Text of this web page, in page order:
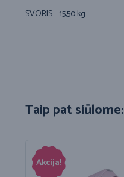
SVORIS – 15,50 kg.
Taip pat siūlome:
Akcija!